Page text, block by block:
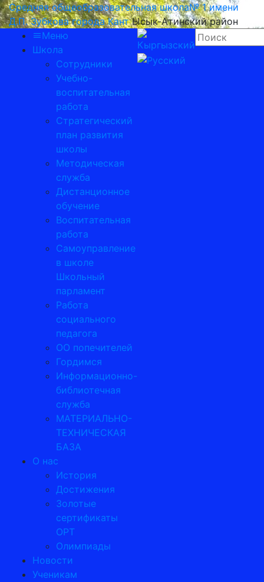
Средняя общеобразовательная школа№ 1 имени
Д.П. Зубкова города Кант Ысык-Атинский район
Меню
Школа
Сотрудники
Учебно-
воспитательная
работа
Стратегический
план развития
школы
Методическая
служба
Дистанционное
обучение
Воспитательная
работа
Самоуправление
в школе
Школьный
парламент
Работа
социального
педагога
ОО попечителей
Гордимся
Информационно-
библиотечная
служба
МАТЕРИАЛЬНО-
ТЕХНИЧЕСКАЯ
БАЗА
О нас
История
Достижения
Золотые
сертификаты
ОРТ
Олимпиады
Новости
Ученикам